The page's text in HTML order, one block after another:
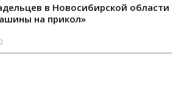
в Новосибирской области
на прикол»